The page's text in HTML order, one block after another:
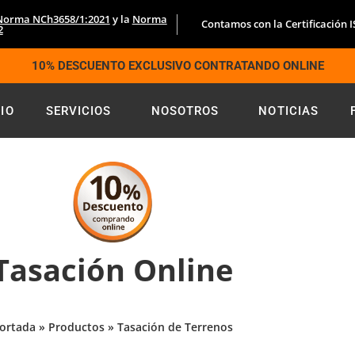
NCh3658/1:2021 y la Norma Contamos con la Certificación
10% DESCUENTO EXCLUSIVO CONTRATANDO ONLINE
SERVICIOS NOSOTROS NOTICIAS
Online
» Productos » Tasación de Terrenos